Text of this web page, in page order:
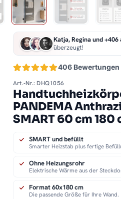
406 Bewertungen
Katja, Regina und +406
überzeugt!
Art.-Nr.: DHQ1056
PANDEMA
SMART 60 cm
SMART und befüllt
Smarter Heizstab plus fertige
Ohne Heizungsrohr
Elektrische Wärme aus der
Format 60x180 cm
Die passende Größe für Ihre Wand.